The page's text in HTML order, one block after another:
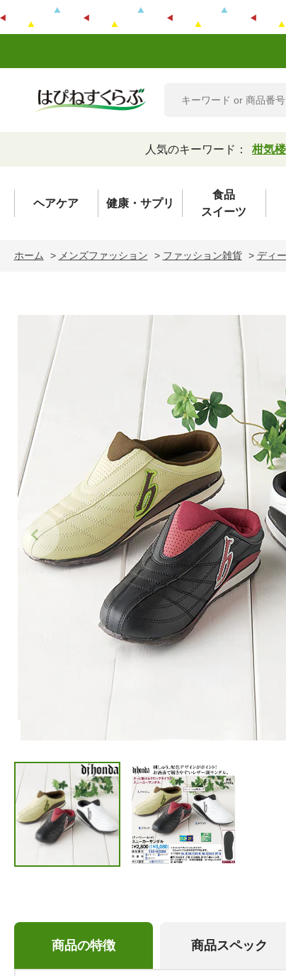
人気のキーワード： 柑気
ヘアケア 健康・サプリ
食品
スイーツ
ホーム > メンズファッション > ファッション雑貨 > ディ
商品の特徴 商品スペック